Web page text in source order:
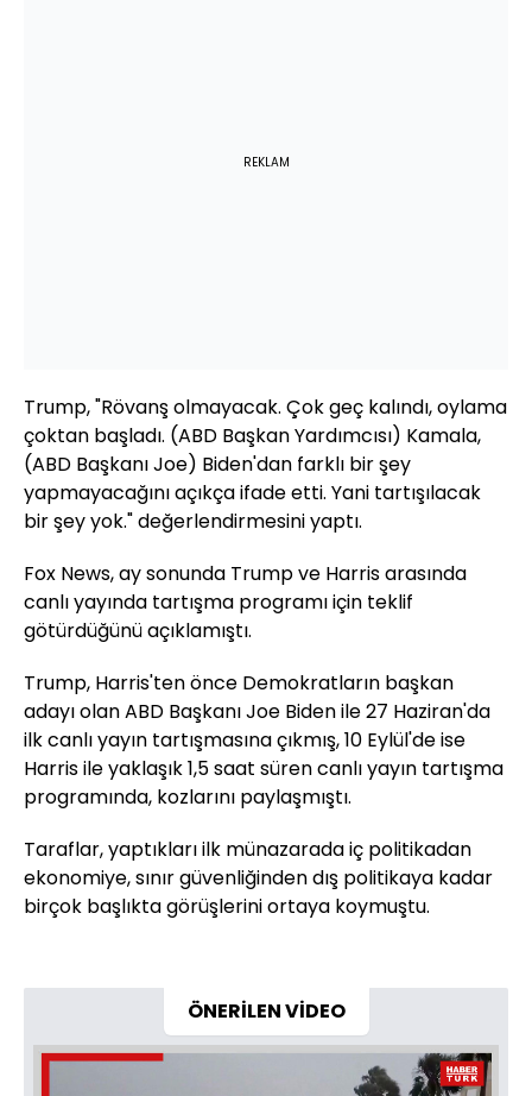
REKLAM
Trump, "Rövanş olmayacak. Çok geç kalındı, oylama
çoktan başladı. (ABD Başkan Yardımcısı) Kamala,
(ABD Başkanı Joe) Biden'dan farklı bir şey
yapmayacağını açıkça ifade etti. Yani tartışılacak
bir şey yok." değerlendirmesini yaptı.
Fox News, ay sonunda Trump ve Harris arasında
canlı yayında tartışma programı için teklif
götürdüğünü açıklamıştı.
Trump, Harris'ten önce Demokratların başkan
adayı olan ABD Başkanı Joe Biden ile 27 Haziran'da
ilk canlı yayın tartışmasına çıkmış, 10 Eylül'de ise
Harris ile yaklaşık 1,5 saat süren canlı yayın tartışma
programında, kozlarını paylaşmıştı.
Taraflar, yaptıkları ilk münazarada iç politikadan
ekonomiye, sınır güvenliğinden dış politikaya kadar
birçok başlıkta görüşlerini ortaya koymuştu.
ÖNERİLEN VİDEO